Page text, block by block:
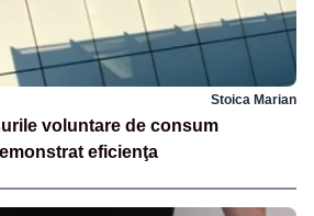
Stoica Marian
voluntare de consum
eficienţa